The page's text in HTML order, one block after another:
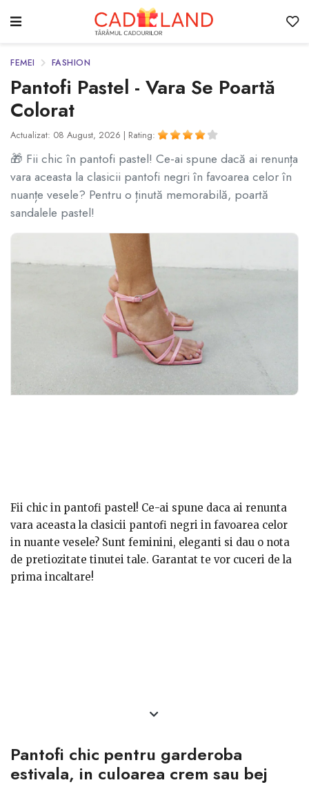
FEMEI FASHION
Pantofi Pastel - Vara Se Poartă
Colorat
Actualizat: 08 August, 2026 | Rating:
🎁 Fii chic în pantofi pastel! Ce-ai spune dacă ai renunța
vara aceasta la clasicii pantofi negri în favoarea celor în
nuanțe vesele? Pentru o ținută memorabilă, poartă
sandalele pastel!
Fii chic in pantofi pastel! Ce-ai spune daca ai renunta
vara aceasta la clasicii pantofi negri in favoarea celor
in nuante vesele? Sunt feminini, eleganti si dau o nota
de pretiozitate tinutei tale. Garantat te vor cuceri de la
prima incaltare!
Pantofi chic pentru garderoba
estivala, in culoarea crem sau bej